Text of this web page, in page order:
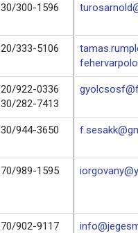
30/300-1596
20/333-5106
20/922-0336
30/282-7413
30/944-3650
70/989-1595
70/902-9117